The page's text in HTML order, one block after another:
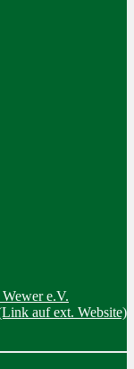
e.V.
auf ext. Website)